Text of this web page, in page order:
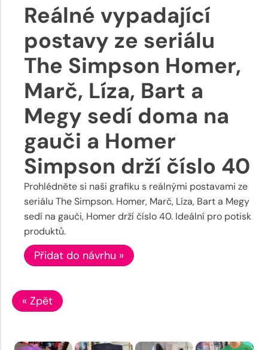
Reálné vypadající
postavy ze seriálu
The Simpson Homer,
Marč, Líza, Bart a
Megy sedí doma na
gauči a Homer
Simpson drží číslo 40
Prohlédněte si naši grafiku s reálnými postavami ze
seriálu The Simpson. Homer, Marč, Líza, Bart a Megy
sedí na gauči, Homer drží číslo 40. Ideální pro potisk
produktů.
Přidat do návrhu »
« Zpět